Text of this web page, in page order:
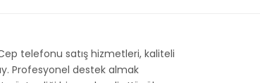
telefonu satış hizmetleri, kaliteli
Profesyonel destek almak